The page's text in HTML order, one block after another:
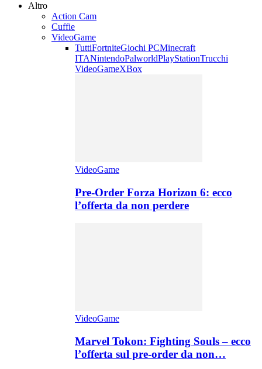
Altro
Action Cam
Cuffie
VideoGame
TuttiFortniteGiochi PCMinecraft
ITANintendoPalworldPlayStationTrucchi
VideoGameXBox
VideoGame
Pre-Order Forza Horizon 6: ecco
l’offerta da non perdere
VideoGame
Marvel Tokon: Fighting Souls – ecco
l’offerta sul pre-order da non…